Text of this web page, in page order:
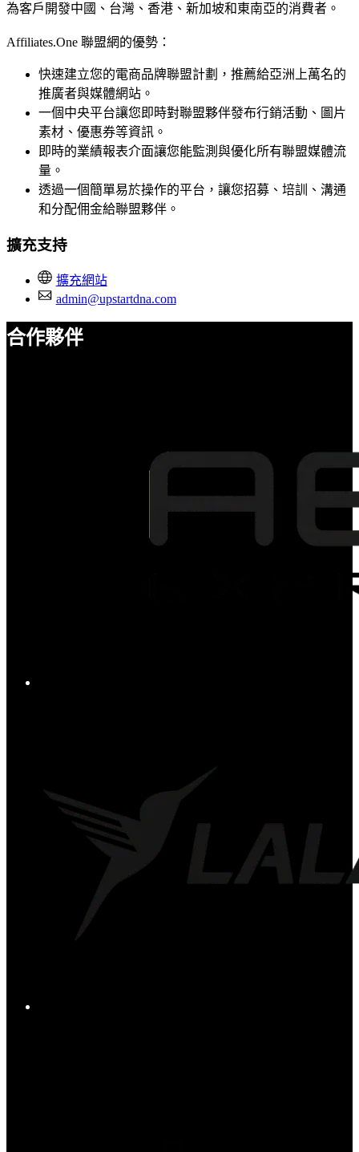
為客戶開發中國、台灣、香港、新加坡和東南亞的消費者。
Affiliates.One 聯盟網的優勢：
快速建立您的電商品牌聯盟計劃，推薦給亞洲上萬名的
推廣者與媒體網站。
一個中央平台讓您即時對聯盟夥伴發布行銷活動、圖片
素材、優惠券等資訊。
即時的業績報表介面讓您能監測與優化所有聯盟媒體流
量。
透過一個簡單易於操作的平台，讓您招募、培訓、溝通
和分配佣金給聯盟夥伴。
擴充支持
擴充網站
admin@upstartdna.com
合作夥伴